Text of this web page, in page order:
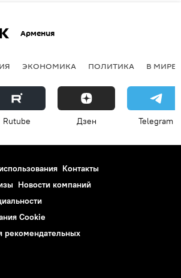
Армения
ЭКОНОМИКА ПОЛИТИКА В МИРЕ
Rutube Дзен Telegram
Контакты
Новости компаний
Cookie
рекомендательных